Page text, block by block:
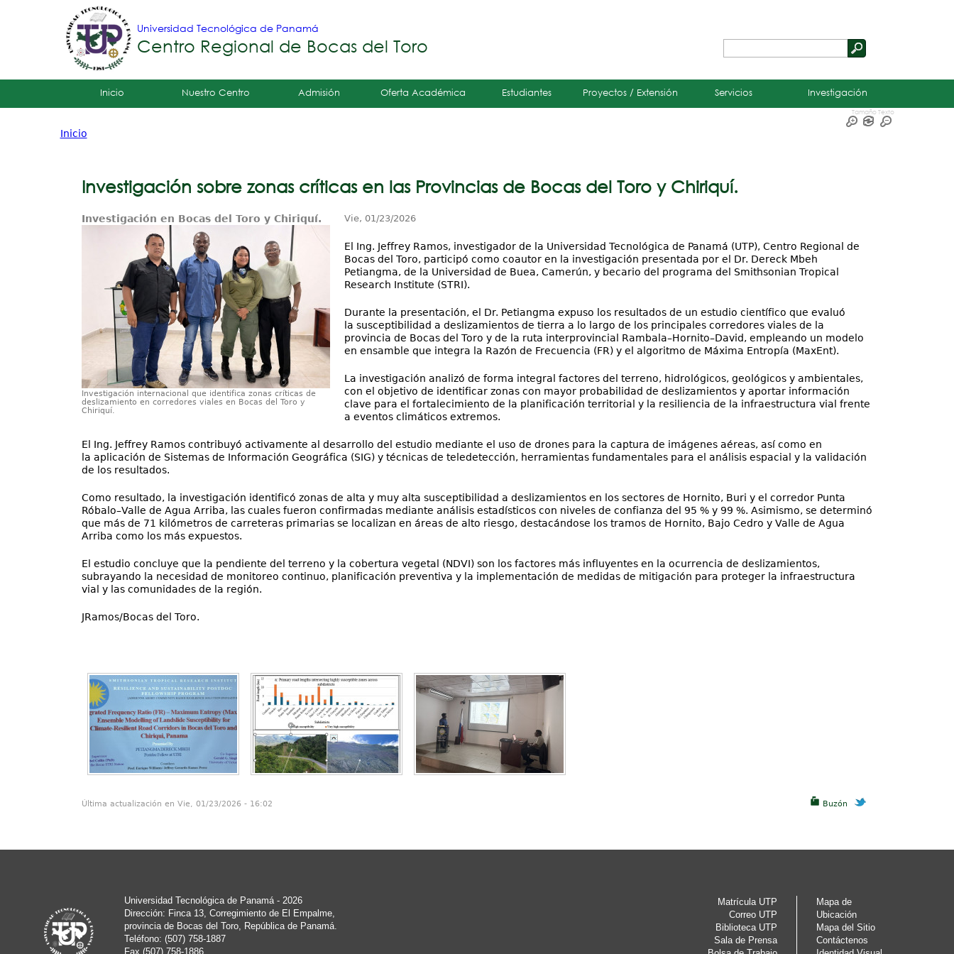
de
Universidad Tecnológica de Panamá
Centro Regional de Bocas del Toro
Tropical
Principal
Inicio Nuestro Centro Admisión Oferta Académica Estudiantes Proyectos / Extensión Servicios Investigación
Tamaño Texto
está
Inicio
Investigación sobre zonas críticas en las Provincias de Bocas del Toro y Chiriquí.
Investigación en Bocas del Toro y Chiriquí.
Investigación internacional que identifica zonas críticas de
deslizamiento en corredores viales en Bocas del Toro y
Chiriquí.
Vie, 01/23/2026
El Ing. Jeffrey Ramos, investigador de la Universidad Tecnológica de Panamá (UTP), Centro Regional de
Bocas del Toro, participó como coautor en la investigación presentada por el Dr. Dereck Mbeh
Petiangma, de la Universidad de Buea, Camerún, y becario del programa del Smithsonian Tropical
Research Institute (STRI).
Durante la presentación, el Dr. Petiangma expuso los resultados de un estudio científico que evaluó
la susceptibilidad a deslizamientos de tierra a lo largo de los principales corredores viales de la
provincia de Bocas del Toro y de la ruta interprovincial Rambala–Hornito–David, empleando un modelo
en ensamble que integra la Razón de Frecuencia (FR) y el algoritmo de Máxima Entropía (MaxEnt).
La investigación analizó de forma integral factores del terreno, hidrológicos, geológicos y ambientales,
con el objetivo de identificar zonas con mayor probabilidad de deslizamientos y aportar información
clave para el fortalecimiento de la planificación territorial y la resiliencia de la infraestructura vial frente
a eventos climáticos extremos.
El Ing. Jeffrey Ramos contribuyó activamente al desarrollo del estudio mediante el uso de drones para la captura de imágenes aéreas, así como en
la aplicación de Sistemas de Información Geográfica (SIG) y técnicas de teledetección, herramientas fundamentales para el análisis espacial y la validación
de los resultados.
Como resultado, la investigación identificó zonas de alta y muy alta susceptibilidad a deslizamientos en los sectores de Hornito, Buri y el corredor Punta
Róbalo–Valle de Agua Arriba, las cuales fueron confirmadas mediante análisis estadísticos con niveles de confianza del 95 % y 99 %. Asimismo, se determinó
que más de 71 kilómetros de carreteras primarias se localizan en áreas de alto riesgo, destacándose los tramos de Hornito, Bajo Cedro y Valle de Agua
Arriba como los más expuestos.
El estudio concluye que la pendiente del terreno y la cobertura vegetal (NDVI) son los factores más influyentes en la ocurrencia de deslizamientos,
subrayando la necesidad de monitoreo continuo, planificación preventiva y la implementación de medidas de mitigación para proteger la infraestructura
vial y las comunidades de la región.
JRamos/Bocas del Toro.
Buzón
Última actualización en Vie, 01/23/2026 - 16:02
Matrícula UTP
Correo UTP
Biblioteca UTP
Sala de Prensa
Mapa de
Ubicación
Mapa del Sitio
Contáctenos
Universidad Tecnológica de Panamá - 2026
Dirección: Finca 13, Corregimiento de El Empalme,
provincia de Bocas del Toro, República de Panamá.
Teléfono: (507) 758-1887
Fax (507) 758-1886